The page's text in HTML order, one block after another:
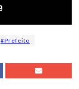
#Prefeito